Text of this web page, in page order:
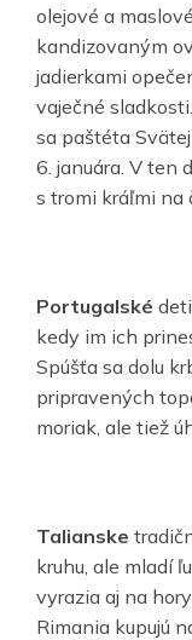
olejové a
kandizovaným
jadierkami
vaječné
sa paštéta
6. januára. V ten
s tromi kráľmi na
Portugalské
kedy im ich
Spúšťa sa dolu
pripravených
moriak, ale tiež
Talianske
kruhu, ale mladí
vyrazia aj na
Rimania kupujú